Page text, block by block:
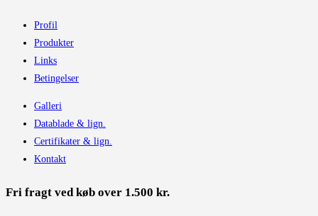
Profil
Produkter
Links
Betingelser
Galleri
Datablade & lign.
Certifikater & lign.
Kontakt
Fri fragt ved køb over 1.500 kr.